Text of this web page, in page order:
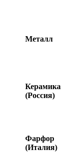
Металл
Керамика
(Россия)
Фарфор
(Италия)